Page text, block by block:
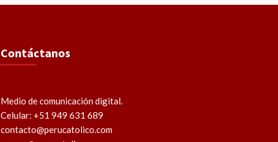
Contáctanos
Medio de comunicación digital.
Celular: +51 949 631 689
contacto@perucatolico.com